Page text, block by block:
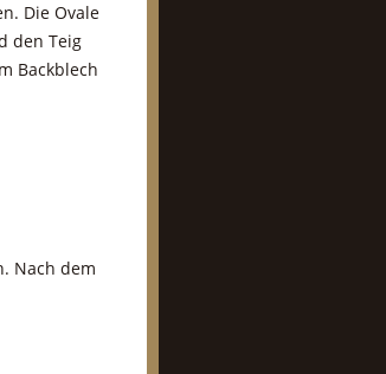
Die Ovale
den Teig
Backblech
Nach dem